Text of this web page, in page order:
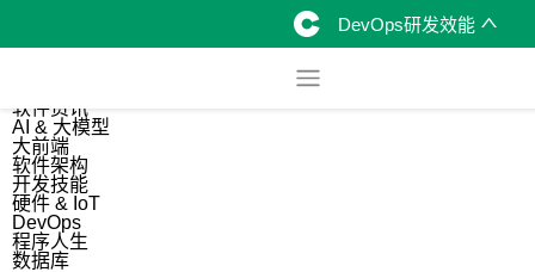
DevOps研发效能
软件资讯
AI & 大模型
大前端
软件架构
开发技能
硬件 & IoT
DevOps
程序人生
数据库